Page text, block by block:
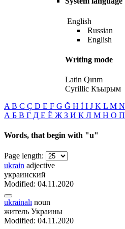
English
Russian
English
Writing mode
Latin Qırım
Cyrillic Къырым
A B C Ç D E F G Ğ H İ I J K L M N
А Б В Г Д Е Ё Ж З И К Л М Н О П
Words, that begin with "u"
Page length:
ukrain adjective
украинский
Modified: 04.11.2020
ukrainalı noun
житель Украины
Modified: 04.11.2020